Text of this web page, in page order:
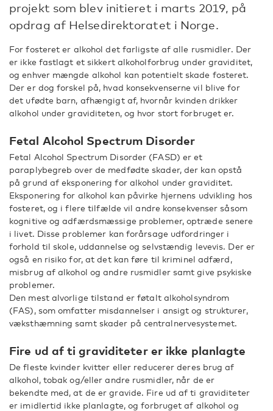
projekt som blev initieret i marts 2019, på
opdrag af Helsedirektoratet i Norge.
For fosteret er alkohol det farligste af alle rusmidler. Der
er ikke fastlagt et sikkert alkoholforbrug under graviditet,
og enhver mængde alkohol kan potentielt skade fosteret.
Der er dog forskel på, hvad konsekvenserne vil blive for
det ufødte barn, afhængigt af, hvornår kvinden drikker
alkohol under graviditeten, og hvor stort forbruget er.
Fetal Alcohol Spectrum Disorder
Fetal Alcohol Spectrum Disorder (FASD) er et
paraplybegreb over de medfødte skader, der kan opstå
på grund af eksponering for alkohol under graviditet.
Eksponering for alkohol kan påvirke hjernens udvikling hos
fosteret, og i flere tilfælde vil andre konsekvenser såsom
kognitive og adfærdsmæssige problemer, optræde senere
i livet. Disse problemer kan forårsage udfordringer i
forhold til skole, uddannelse og selvstændig levevis. Der er
også en risiko for, at det kan føre til kriminel adfærd,
misbrug af alkohol og andre rusmidler samt give psykiske
problemer.
Den mest alvorlige tilstand er føtalt alkoholsyndrom
(FAS), som omfatter misdannelser i ansigt og strukturer,
væksthæmning samt skader på centralnervesystemet.
Fire ud af ti graviditeter er ikke planlagte
De fleste kvinder kvitter eller reducerer deres brug af
alkohol, tobak og/eller andre rusmidler, når de er
bekendte med, at de er gravide. Fire ud af ti graviditeter
er imidlertid ikke planlagte, og forbruget af alkohol og